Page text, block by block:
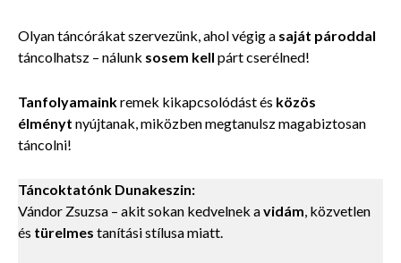
Olyan táncórákat szervezünk, ahol végig a saját pároddal
táncolhatsz – nálunk sosem kell párt cserélned!
Tanfolyamainkremek kikapcsolódást és közös
élményt nyújtanak, miközben megtanulsz magabiztosan
táncolni!
Táncoktatónk Dunakeszin:
Vándor Zsuzsa – akit sokan kedvelnek avidám, közvetlen
és türelmes tanítási stílusa miatt.